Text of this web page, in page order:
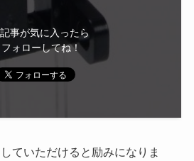
事が気に入ったら
フォローしてね！
ていただけると励みになりま